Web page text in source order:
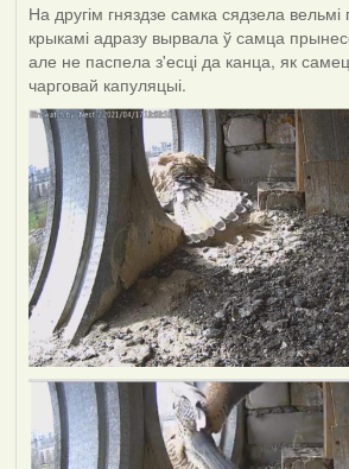
На другім гняздзе самка сядзела вельмі
крыкамі адразу вырвала ў самца
але не паспела з'есці да канца, як
чарговай капуляцыі.